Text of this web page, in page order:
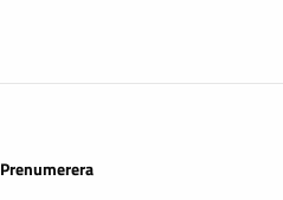
Prenumerera